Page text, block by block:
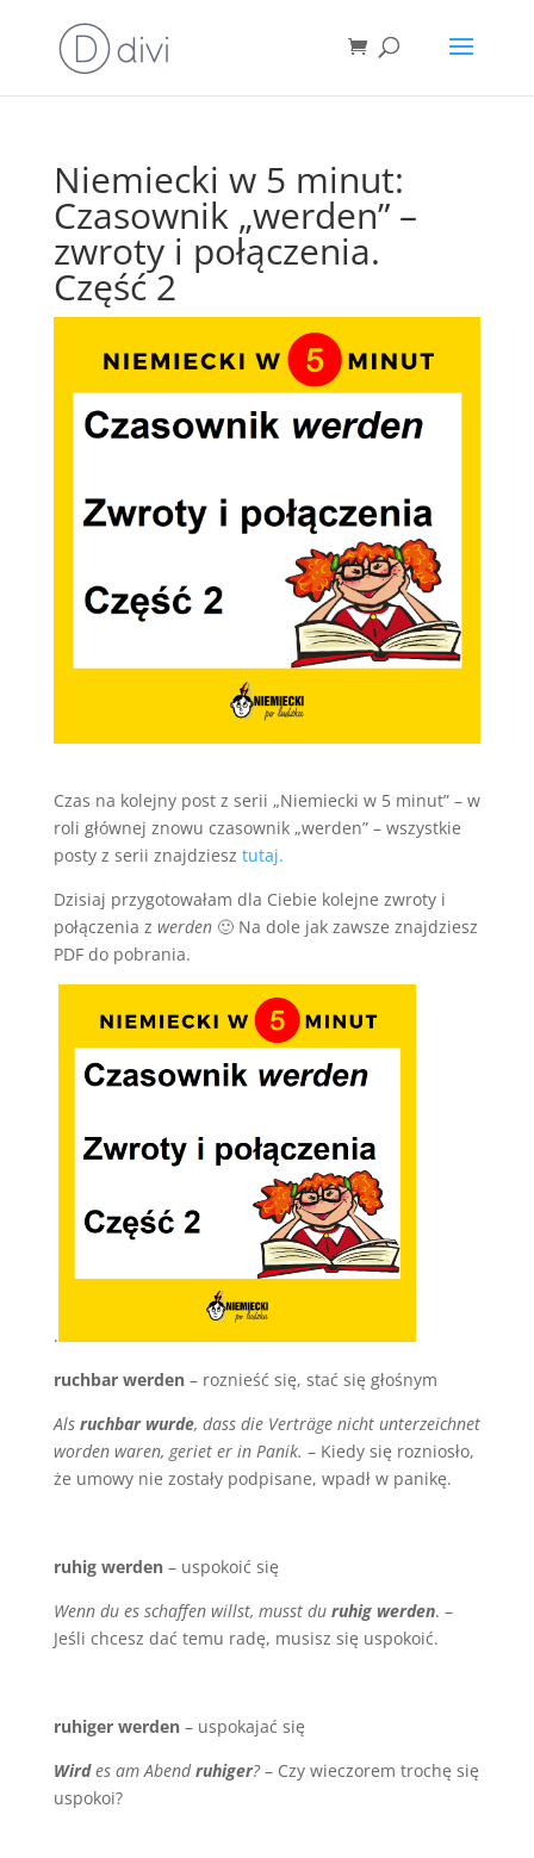
Niemiecki w 5 minut:
Czasownik „werden” –
zwroty i połączenia.
Część 2
Czas na kolejny post z serii „Niemiecki w 5 minut” – w
roli głównej znowu czasownik „werden” – wszystkie
posty z serii znajdziesz tutaj.
Dzisiaj przygotowałam dla Ciebie kolejne zwroty i
połączenia z werden🙂 Na dole jak zawsze znajdziesz
PDF do pobrania.
.
ruchbar werden– roznieść się, stać się głośnym
Als ruchbar wurde, dass die Verträge nicht unterzeichnet
worden waren, geriet er in Panik. – Kiedy się rozniosło,
że umowy nie zostały podpisane, wpadł w panikę.
ruhig werden– uspokoić się
Wenn du es schaffen willst, musst du ruhig werden. –
Jeśli chcesz dać temu radę, musisz się uspokoić.
ruhiger werden– uspokajać się
Wirdes am Abendruhiger?– Czy wieczorem trochę się
uspokoi?